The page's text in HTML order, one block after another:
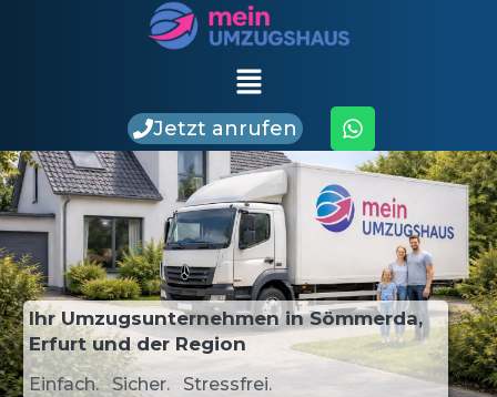
Jetzt anrufen
Ihr Umzugsunternehmen in Sömmerda,
Erfurt und der Region
Einfach. Sicher. Stressfrei.